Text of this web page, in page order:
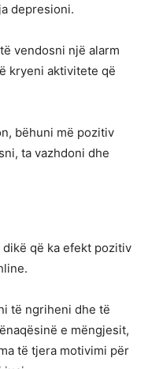
depresioni.
vendosni një alarm
kryeni aktivitete që
bëhuni më pozitiv
ta vazhdoni dhe
që ka efekt pozitiv
të ngriheni dhe të
e mëngjesit,
të tjera motivimi për